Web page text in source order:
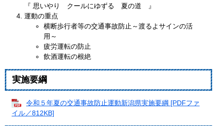
『 思いやり クールにゆずる 夏の道 』
運動の重点
横断歩行者等の交通事故防止～渡るよサインの活
用～
疲労運転の防止
飲酒運転の根絶
実施要綱
令和５年夏の交通事故防止運動新潟県実施要綱 [PDFファ
イル／812KB]